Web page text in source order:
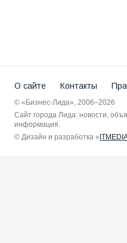
О сайте Контакты
© «Бизнес-Лида», 2006–2026
Сайт города Лида: новости,
информация.
© Дизайн и разработка «